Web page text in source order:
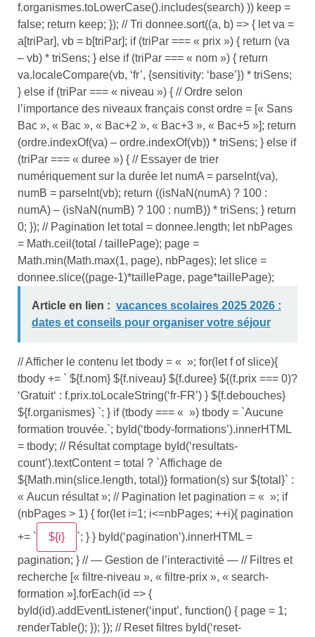
f.organismes.toLowerCase().includes(search) )) keep =
false; return keep; }); // Tri donnee.sort((a, b) => { let va =
a[triPar], vb = b[triPar]; if (triPar === « prix ») { return (va
– vb) * triSens; } else if (triPar === « nom ») { return
va.localeCompare(vb, ‘fr’, {sensitivity: ‘base’}) * triSens;
} else if (triPar === « niveau ») { // Ordre selon
l’importance des niveaux français const ordre = [« Sans
Bac », « Bac », « Bac+2 », « Bac+3 », « Bac+5 »]; return
(ordre.indexOf(va) – ordre.indexOf(vb)) * triSens; } else if
(triPar === « duree ») { // Essayer de trier
numériquement sur la durée let numA = parseInt(va),
numB = parseInt(vb); return ((isNaN(numA) ? 100 :
numA) – (isNaN(numB) ? 100 : numB)) * triSens; } return
0; }); // Pagination let total = donnee.length; let nbPages
= Math.ceil(total / taillePage); page =
Math.min(Math.max(1, page), nbPages); let slice =
donnee.slice((page-1)*taillePage, page*taillePage);
Article en lien : vacances scolaires 2025 2026 :
dates et conseils pour organiser votre séjour
// Afficher le contenu let tbody = « »; for(let f of slice){
tbody += ` ${f.nom} ${f.niveau} ${f.duree} ${(f.prix === 0)?
‘Gratuit‘ : f.prix.toLocaleString(‘fr-FR’) } ${f.debouches}
${f.organismes} `; } if (tbody === « ») tbody = `Aucune
formation trouvée.`; byId(‘tbody-formations’).innerHTML
= tbody; // Résultat comptage byId(‘resultats-
count’).textContent = total ? `Affichage de
${Math.min(slice.length, total)} formation(s) sur ${total}` :
« Aucun résultat »; // Pagination let pagination = « »; if
(nbPages > 1) { for(let i=1; i<=nbPages; ++i){ pagination
+= `
${i}
`; } } byId(‘pagination’).innerHTML =
pagination; } // — Gestion de l’interactivité — // Filtres et
recherche [« filtre-niveau », « filtre-prix », « search-
formation »].forEach(id => {
byId(id).addEventListener(‘input’, function() { page = 1;
renderTable(); }); }); // Reset filtres byId(‘reset-